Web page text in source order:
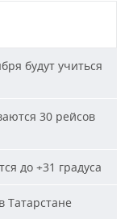
будут учиться
30 рейсов
до +31 градуса
Татарстане